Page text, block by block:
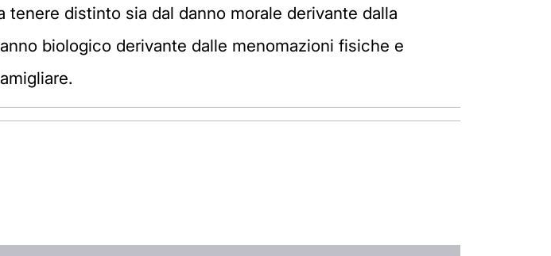
distinto sia dal danno morale derivante dalla
biologico derivante dalle menomazioni fisiche e